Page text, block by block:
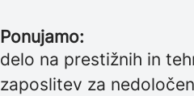
Ponujamo:
delo na prestižnih in
zaposlitev za